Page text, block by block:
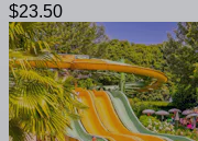
$23.50